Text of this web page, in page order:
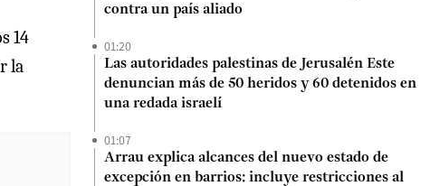
14
la
contra un país aliado
01:20
Las autoridades palestinas de Jerusalén Este
denuncian más de 50 heridos y 60 detenidos en
una redada israelí
01:07
Arrau explica alcances del nuevo estado de
excepción en barrios: incluye restricciones al